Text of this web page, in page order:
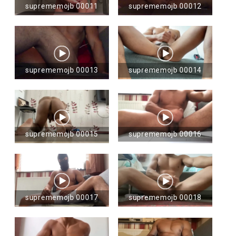
suprememojb 00011 suprememojb 00012
suprememojb 00013 suprememojb 00014
suprememojb 00015 suprememojb 00016
suprememojb 00017 suprememojb 00018